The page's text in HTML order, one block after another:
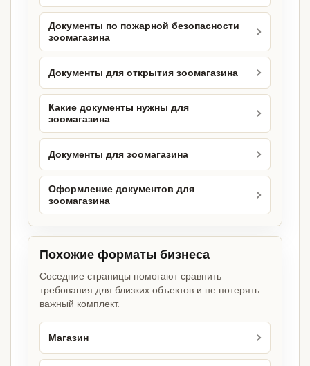
Документы по пожарной безопасности
зоомагазина
Документы для открытия зоомагазина
Какие документы нужны для
зоомагазина
Документы для зоомагазина
Оформление документов для
зоомагазина
Похожие форматы бизнеса
Соседние страницы помогают сравнить
требования для близких объектов и не потерять
важный комплект.
Магазин